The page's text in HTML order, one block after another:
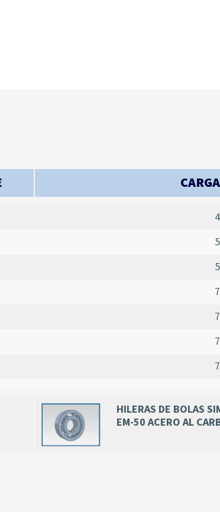
4
5
5
7
7
7
7
HILERAS DE BOLAS
EM-50 ACERO AL